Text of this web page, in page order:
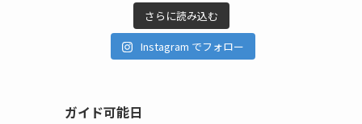
さらに読み込む
Instagram でフォロー
ガイド可能日